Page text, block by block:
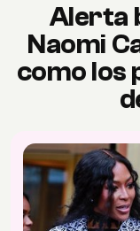
Alerta
Naomi
como los